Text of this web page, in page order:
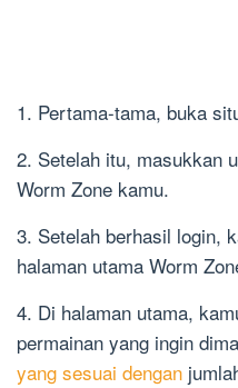
1. Pertama-tama, buka
2. Setelah itu, masukkan
Worm Zone kamu.
3. Setelah berhasil login,
halaman utama Worm
4. Di halaman utama,
permainan yang ingin
yang sesuai dengan